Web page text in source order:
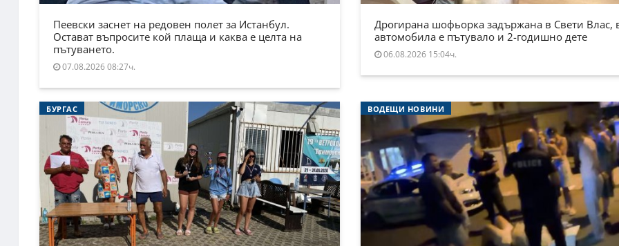
Пеевски заснет на редовен полет за Истанбул.
Остават въпросите кой плаща и каква е целта на
пътуването.
07.08.2026 08:27ч.
Дрогирана шофьорка задържана в Свети Влас,
автомобила е пътувало и 2-годишно дете
06.08.2026 15:04ч.
БУРГАС ВОДЕЩИ НОВИНИ